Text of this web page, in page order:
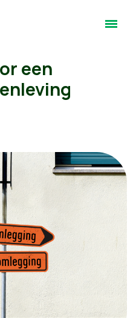
een